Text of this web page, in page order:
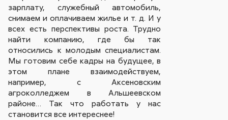
зарплату, служебный автомобиль,
снимаем и оплачиваем жилье и т. д. И у
всех есть перспективы роста. Трудно
найти компанию, где бы так
относились к молодым специалистам.
Мы готовим себе кадры на будущее, в
этом плане взаимодействуем,
например, с Аксеновским
агроколледжем в Альшеевском
районе… Так что работать у нас
становится все интереснее!